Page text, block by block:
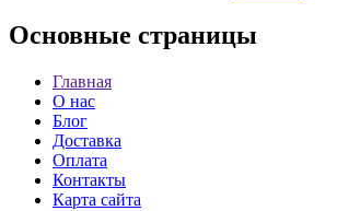
Основные страницы
Главная
О нас
Блог
Доставка
Оплата
Контакты
Карта сайта